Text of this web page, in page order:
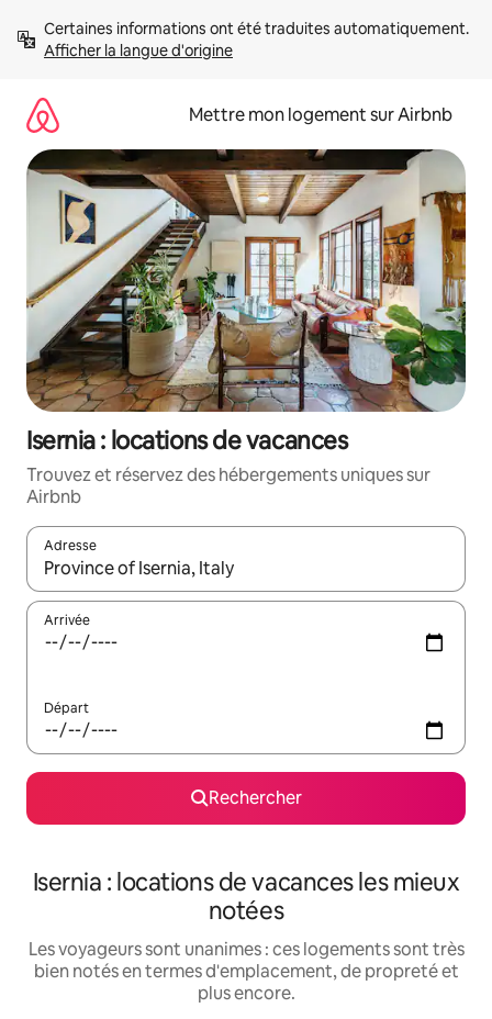
directement
Afficher la langue d'origine
Mettre mon logement sur Airbnb
Isernia : locations de vacances
Trouvez et réservez des hébergements uniques sur
Airbnb
Adresse
Lorsque les résultats s'affichent, utilisez les flèches vers le
Arrivée
Départ
Rechercher
Isernia : locations de vacances les mieux
notées
Les voyageurs sont unanimes : ces logements sont très
bien notés en termes d'emplacement, de propreté et
plus encore.